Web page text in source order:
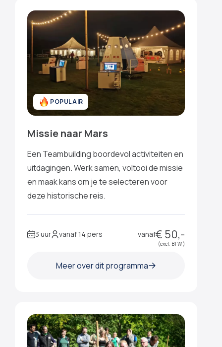
POPULAIR
Missie naar Mars
Een Teambuilding boordevol activiteiten en
uitdagingen. Werk samen, voltooi de missie
en maak kans om je te selecteren voor
deze historische reis.
3 uur vanaf 14 pers vanaf€ 50,-
(excl. BTW )
Meer over dit programma